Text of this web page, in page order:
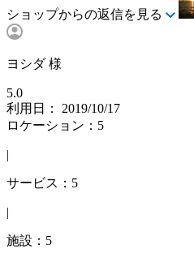
ショップからの返信を見る
ヨシダ 様
5.0
利用日： 2019/10/17
ロケーション：5
|
サービス：5
|
施設：5